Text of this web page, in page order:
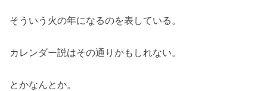
そういう火の年になるのを表している。
カレンダー説はその通りかもしれない。
とかなんとか。